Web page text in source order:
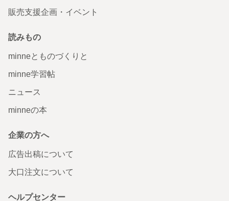
販売支援企画・イベント
読みもの
minneとものづくりと
minne学習帖
ニュース
minneの本
企業の方へ
広告出稿について
大口注文について
ヘルプセンター